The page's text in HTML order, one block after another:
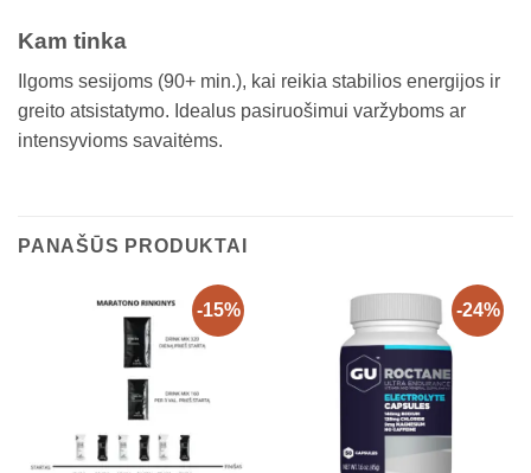
Kam tinka
Ilgoms sesijoms (90+ min.), kai reikia stabilios energijos ir
greito atsistatymo. Idealus pasiruošimui varžyboms ar
intensyvioms savaitėms.
PANAŠŪS PRODUKTAI
-15% -24%